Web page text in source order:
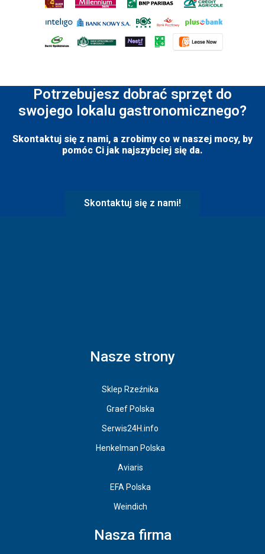
Potrzebujesz dobrać sprzęt do
swojego lokalu gastronomicznego?
Skontaktuj się z nami, a zrobimy co w naszej mocy, by
pomóc Ci jak najszybciej się da.
Skontaktuj się z nami!
Nasze strony
Sklep Rzeźnika
Graef Polska
Serwis24H.info
Henkelman Polska
Aviaris
EFA Polska
Weindich
Nasza firma